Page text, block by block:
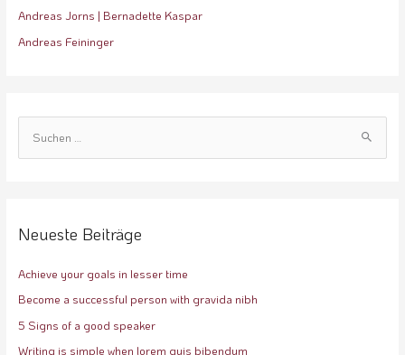
Andreas Jorns | Bernadette Kaspar
Andreas Feininger
u
e
n
a
c
Neueste Beiträge
Achieve your goals in lesser time
Become a successful person with gravida nibh
5 Signs of a good speaker
Writing is simple when lorem quis bibendum